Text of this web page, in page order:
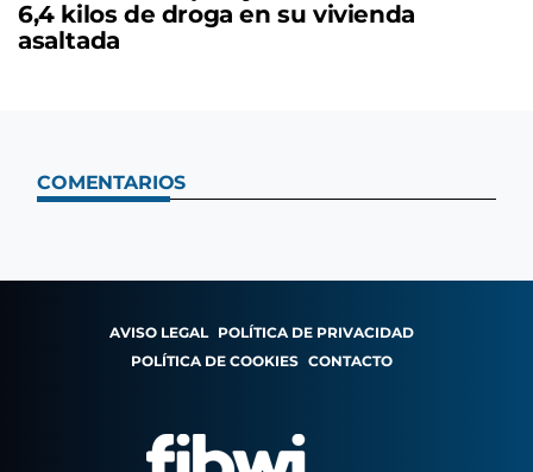
6,4 kilos de droga en su vivienda
asaltada
COMENTARIOS
AVISO LEGAL POLÍTICA DE PRIVACIDAD
POLÍTICA DE COOKIES CONTACTO